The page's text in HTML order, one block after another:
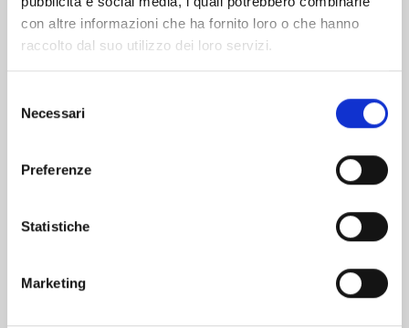
con altre informazioni che ha fornito loro o che hanno
raccolto dal suo utilizzo dei loro servizi.
delNecessari
Preferenze
Statistiche
Marketing